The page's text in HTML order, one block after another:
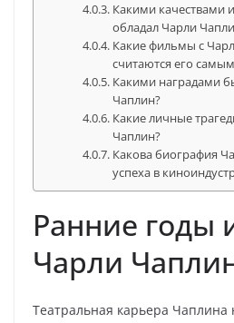
Какими качествами
обладал Чарли
Какие фильмы с
считаются его
Какими наградами
Чаплин?
Какие личные
Чаплин?
Какова биография
успеха в
Ранние годы
Чарли
Театральная карьера Чаплина